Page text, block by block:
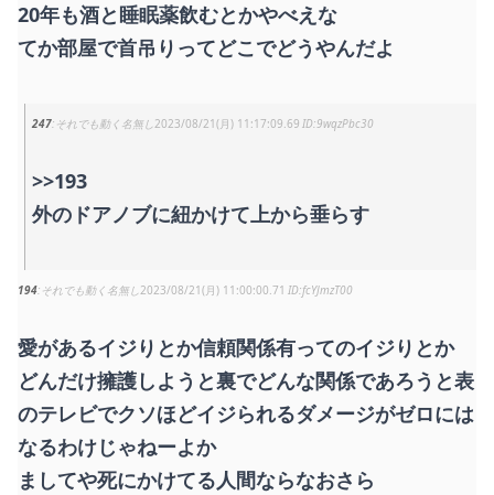
20年も酒と睡眠薬飲むとかやべえな
てか部屋で首吊りってどこでどうやんだよ
247 それでも動く名無し2023/08/21(月) 11:17:09.69 9wqzPbc30
>>193
外のドアノブに紐かけて上から垂らす
194 それでも動く名無し2023/08/21(月) 11:00:00.71 fcYJmzT00
愛があるイジりとか信頼関係有ってのイジりとか
どんだけ擁護しようと裏でどんな関係であろうと表
のテレビでクソほどイジられるダメージがゼロには
なるわけじゃねーよか
ましてや死にかけてる人間ならなおさら